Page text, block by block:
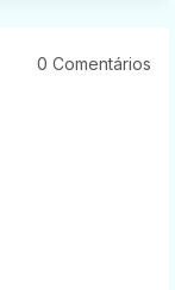
0 Comentários